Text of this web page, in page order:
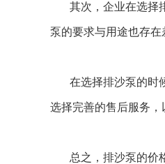
其次，企业在选择
泵的要求与用途也存
在选择排沙泵的时
选择完善的售后服务，
总之，排沙泵的价